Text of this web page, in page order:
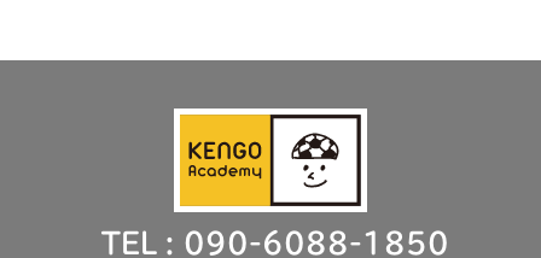
TEL : 090-6088-1850